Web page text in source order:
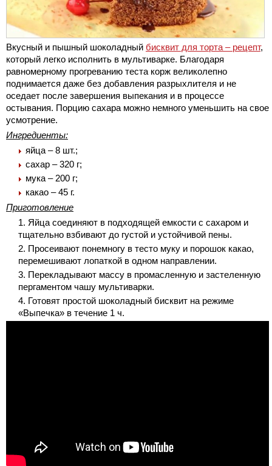
Вкусный и пышный шоколадный бисквит для торта – рецепт,
который легко исполнить в мультиварке. Благодаря
равномерному прогреванию теста корж великолепно
поднимается даже без добавления разрыхлителя и не
оседает после завершения выпекания и в процессе
остывания. Порцию сахара можно немного уменьшить на свое
усмотрение.
Ингредиенты:
яйца – 8 шт.;
сахар – 320 г;
мука – 200 г;
какао – 45 г.
Приготовление
Яйца соединяют в подходящей емкости с сахаром и
тщательно взбивают до густой и устойчивой пены.
Просеивают понемногу в тесто муку и порошок какао,
перемешивают лопаткой в одном направлении.
Перекладывают массу в промасленную и застеленную
пергаментом чашу мультиварки.
Готовят простой шоколадный бисквит на режиме
«Выпечка» в течение 1 ч.